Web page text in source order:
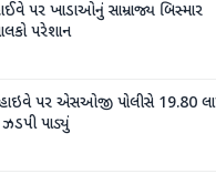
પર ખાડાઓનું સામ્રાજ્ય બિસ્માર
પરેશાન
હાઇવે પર એસઓજી પોલીસે 19.80
ઝડપી પાડ્યું